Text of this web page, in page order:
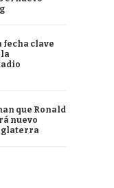
fecha clave
que Ronald
nuevo